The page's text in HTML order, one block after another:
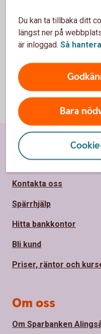
Du kan ta tillbaka ditt
längst ner på
är inloggad. Så
Bara
Sidfot
Hitta snabbt
Kontakta oss
Spärrhjälp
Hitta bankkontor
Bli kund
Priser, räntor och
Om oss
Om Sparbanken